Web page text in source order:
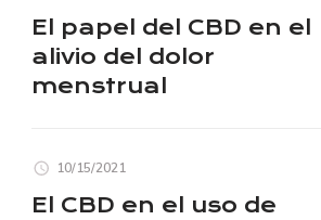
El papel del CBD en el
alivio del dolor
menstrual
10/15/2021
El CBD en el uso de